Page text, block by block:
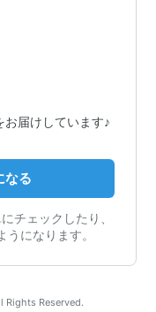
お届けしています♪
なる
チェックしたり、
になります。
Rights Reserved.